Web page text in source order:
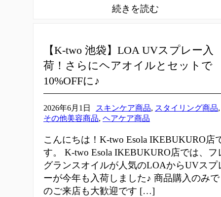
【K-two 池袋】LOA UVスプレー入
荷！さらにヘアオイルとセットで
10%OFFに♪
2026年6月1日 スキンケア商品, スタイリング商品,
その他美容商品, ヘアケア商品
こんにちは！K-two Esola IKEBUKURO店
す。 K-two Esola IKEBUKURO店では、フ
グランスオイルが人気のLOAからUVスプ
ーが今年も入荷しました♪ 商品購入のみで
のご来店も大歓迎です […]